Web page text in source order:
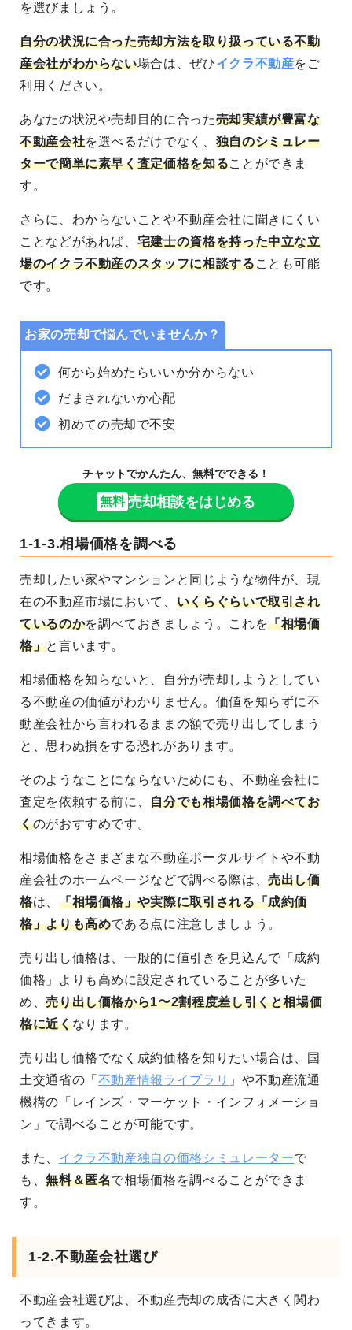
を選びましょう。
自分の状況に合った売却方法を取り扱っている不動
産会社がわからない場合は、ぜひイクラ不動産をご
利用ください。
あなたの状況や売却目的に合った売却実績が豊富な
不動産会社を選べる だけでなく、 独自のシミュレー
ターで簡単に素早く査定価格を知ることができま
す。
さらに、わからないことや不動産会社に聞きにくい
ことなどがあれば、 宅建士の資格を持った中立な立
場のイクラ不動産のスタッフに相談することも可能
です。
お家の売却で悩んでいませんか？
何から始めたらいいか分からない
だまされないか心配
初めての売却で不安
チャットでかんたん、無料でできる！
無料 売却相談をはじめる
1-1-3.相場価格を調べる
売却したい家やマンションと同じような物件が、現
在の不動産市場において、 いくらぐらいで取引され
ているのかを調べておきましょう。これを「相場価
格」と言います。
相場価格を知らないと、自分が売却しようとしてい
る不動産の価値がわかりません。価値を知らずに不
動産会社から言われるままの額で売り出してしまう
と、思わぬ損をする恐れがあります。
そのようなことにならないためにも、不動産会社に
査定を依頼する前に、自分でも相場価格を調べてお
くのがおすすめです。
相場価格をさまざまな不動産ポータルサイトや不動
産会社のホームページなどで調べる際は、売出し価
格は、 「相場価格」や実際に取引される「成約価
格」よりも高めである点に注意しましょう。
売り出し価格は、一般的に値引きを見込んで「成約
価格」よりも高めに設定されていることが多いた
め、売り出し価格から1〜2割程度差し引くと相場価
格に近くなります。
売り出し価格でなく成約価格を知りたい場合は、国
土交通省の「 不動産情報ライブラリ 」や不動産流通
機構の「レインズ・マーケット・インフォメーショ
ン」で調べることが可能です。
また、 イクラ不動産独自の価格シミュレーターで
も、無料＆匿名で相場価格を調べることができま
す。
1-2.不動産会社選び
不動産会社選びは、不動産売却の成否に大きく関わ
ってきます。